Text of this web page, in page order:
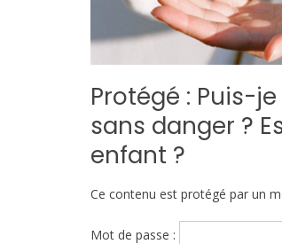
Protégé : Puis-
sans danger ?
enfant ?
Ce contenu est protégé par un
Mot de passe :